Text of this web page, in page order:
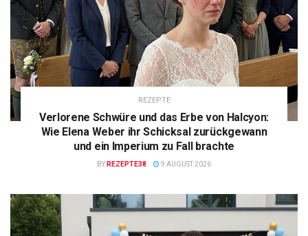
REZEPTE
Verlorene Schwüre und das Erbe von Halcyon:
Wie Elena Weber ihr Schicksal zurückgewann
und ein Imperium zu Fall brachte
BY REZEPTE38 9 AUGUST 2026